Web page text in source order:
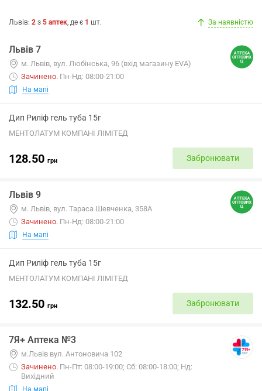
Львів: 2 з 5 аптек, де є 1 шт. За наявністю
Львів 7
м. Львів, вул. Любінська, 96 (вхід магазину EVA)
Зачинено. Пн-Нд: 08:00-21:00
На мапі
Дип Риліф гель туба 15г
МЕНТОЛАТУМ КОМПАНІ ЛІМІТЕД
128.50 грн Забронювати
Львів 9
м. Львів, вул. Тараса Шевченка, 358А
Зачинено. Пн-Нд: 08:00-21:00
На мапі
Дип Риліф гель туба 15г
МЕНТОЛАТУМ КОМПАНІ ЛІМІТЕД
132.50 грн Забронювати
7Я+ Аптека №3
м.Львів вул. Антоновича 102
Зачинено. Пн-Пт: 08:00-19:00; Сб: 08:00-18:00; Нд:
Вихідний
На мапі